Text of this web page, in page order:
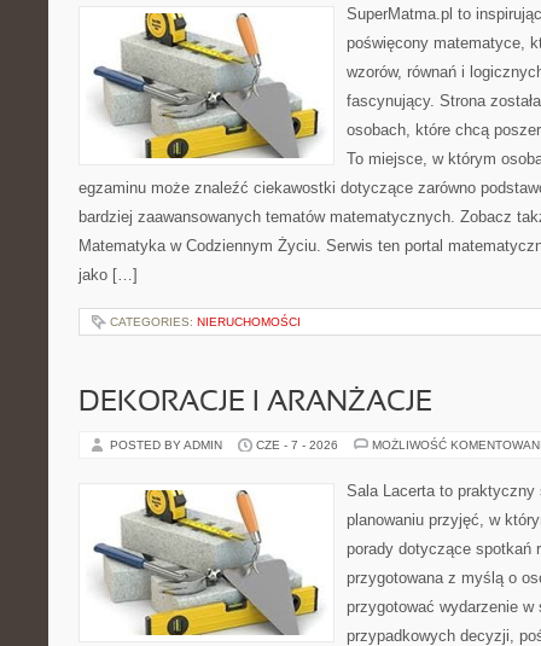
SuperMatma.pl to
poświęcony matematyce,
wzorów, równań i
fascynujący. Strona
osobach, które chcą
To miejsce, w którym
egzaminu może znaleźć ciekawostki dotyczące zarówno
bardziej zaawansowanych tematów matematycznych. Zobacz
Matematyka w Codziennym Życiu. Serwis ten portal
jako […]
CATEGORIES: NIERUCHOMOŚCI
DEKORACJE I ARANŻACJE
POSTED BY ADMIN CZE - 7 - 2026 MOŻLIWOŚĆ
Sala Lacerta to praktyczny
planowaniu przyjęć, w
porady dotyczące spotkań
przygotowana z myślą o
przygotować wydarzenie
przypadkowych decyzji,